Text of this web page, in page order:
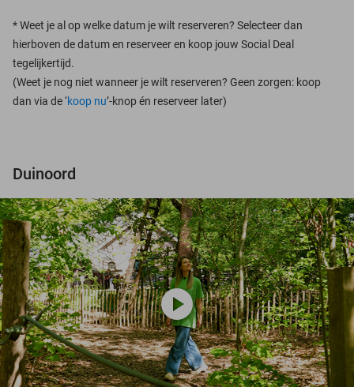
*Weet je al op welke datum je wilt reserveren? Selecteer dan
hierboven de datum en reserveer en koop jouw Social Deal
tegelijkertijd.
(Weet je nog niet wanneer je wilt reserveren? Geen zorgen: koop
dan via de ‘koop nu’-knop én reserveer later)
Duinoord
play_circle